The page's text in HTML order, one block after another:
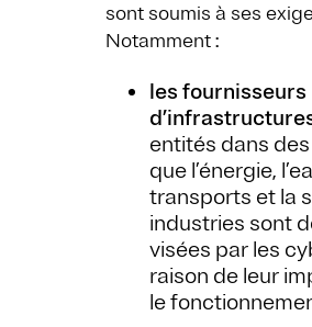
sont soumis à ses
Notamment :
les fournisseurs
entités dans
que l’énergie,
transports et la
industries sont
visées par les
raison de leur
le